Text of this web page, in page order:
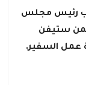
رئيس مجلس
ستيفن
عمل السفير.